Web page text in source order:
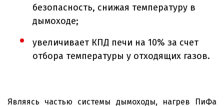
безопасность, снижая температуру в
дымоходе;
увеличивает КПД печи на 10% за счет
отбора температуры у отходящих газов.
Являясь частью системы дымоходы, нагрев ПиФа